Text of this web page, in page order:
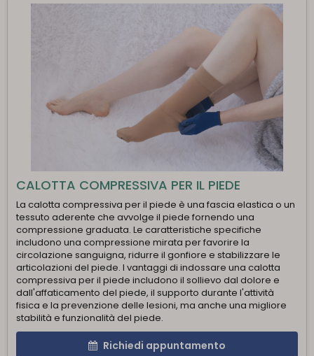
CALOTTA COMPRESSIVA PER IL PIEDE
La calotta compressiva per il piede è una fascia elastica o un
tessuto aderente che avvolge il piede fornendo una
compressione graduata. Le caratteristiche specifiche
includono una compressione mirata per favorire la
circolazione sanguigna, ridurre il gonfiore e stabilizzare le
articolazioni del piede. I vantaggi di indossare una calotta
compressiva per il piede includono il sollievo dal dolore e
dall'affaticamento del piede, il supporto durante l'attività
fisica e la prevenzione delle lesioni, ma anche una migliore
stabilità e funzionalità del piede.
Richiedi appuntamento